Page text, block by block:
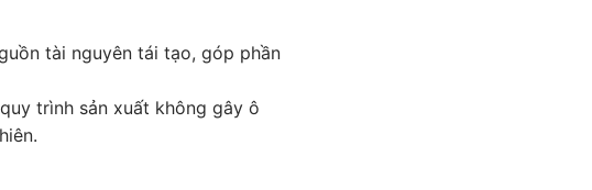
tài nguyên tái tạo, góp phần
trình sản xuất không gây ô